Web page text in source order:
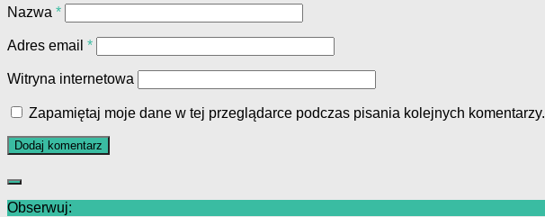
Nazwa *
Adres email *
Witryna internetowa
Zapamiętaj moje dane w tej przeglądarce podczas pisania kolejnych komentarzy.
Obserwuj: